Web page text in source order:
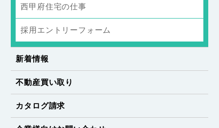
西甲府住宅の仕事
採用エントリーフォーム
新着情報
不動産買い取り
カタログ請求